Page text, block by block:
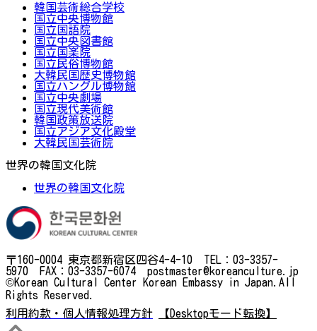
韓国芸術総合学校
国立中央博物館
国立国語院
国立中央図書館
国立国楽院
国立民俗博物館
大韓民国歴史博物館
国立ハングル博物館
国立中央劇場
国立現代美術館
韓国政策放送院
国立アジア文化殿堂
大韓民国芸術院
世界の韓国文化院
世界の韓国文化院
〒160-0004 東京都新宿区四谷4-4-10 TEL：03-3357-
5970 FAX：03-3357-6074 postmaster@koreanculture.jp
©Korean Cultural Center Korean Embassy in Japan.All
Rights Reserved.
利用約款・個人情報処理方針
【Desktopモード転換】